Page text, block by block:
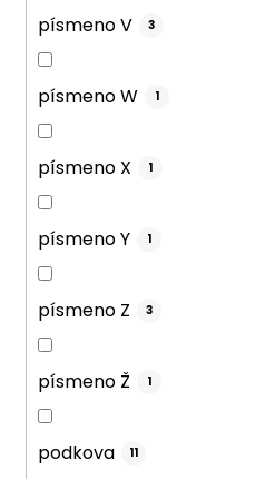
písmeno V 3
písmeno W 1
písmeno X 1
písmeno Y 1
písmeno Z 3
písmeno Ž 1
podkova 11